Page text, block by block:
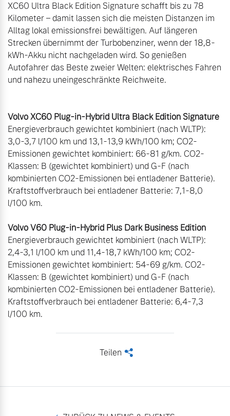
XC60 Ultra Black Edition Signature schafft bis zu 78
Kilometer – damit lassen sich die meisten Distanzen im
Alltag lokal emissionsfrei bewältigen. Auf längeren
Strecken übernimmt der Turbobenziner, wenn der 18,8-
kWh-Akku nicht nachgeladen wird. So genießen
Autofahrer das Beste zweier Welten: elektrisches Fahren
und nahezu uneingeschränkte Reichweite.
Volvo XC60 Plug-in-Hybrid Ultra Black Edition Signature
Energieverbrauch gewichtet kombiniert (nach WLTP):
3,0-3,7 l/100 km und 13,1-13,9 kWh/100 km; CO2-
Emissionen gewichtet kombiniert: 66-81 g/km. CO2-
Klassen: B (gewichtet kombiniert) und G-F (nach
kombinierten CO2-Emissionen bei entladener Batterie).
Kraftstoffverbrauch bei entladener Batterie: 7,1-8,0
Volvo V60 Plug-in-Hybrid Plus Dark Business Edition
Energieverbrauch gewichtet kombiniert (nach WLTP):
2,4-3,1 l/100 km und 11,4-18,7 kWh/100 km; CO2-
Emissionen gewichtet kombiniert: 54-69 g/km. CO2-
Klassen: B (gewichtet kombiniert) und G-F (nach
kombinierten CO2-Emissionen bei entladener Batterie).
Kraftstoffverbrauch bei entladener Batterie: 6,4-7,3
l/100 km.
Teilen <